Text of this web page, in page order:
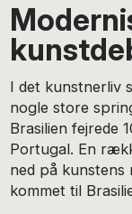
I det kunstnerliv
nogle store
Brasilien fejrede
Portugal. En
ned på
kommet til